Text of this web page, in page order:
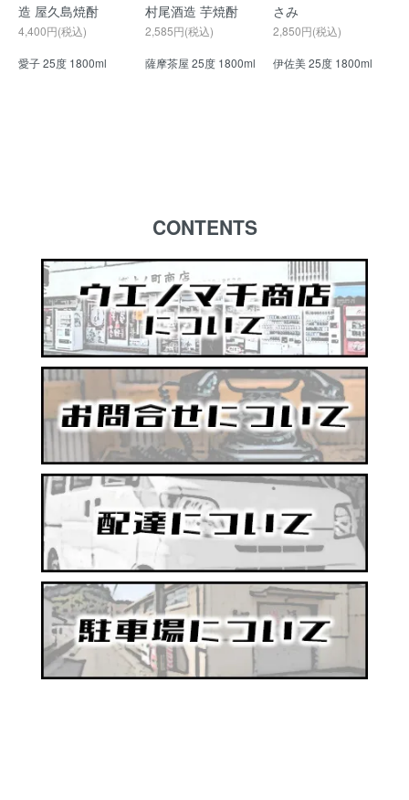
造 屋久島焼酎
4,400円(税込)
愛子 25度 1800ml
村尾酒造 芋焼酎
2,585円(税込)
薩摩茶屋 25度 1800ml
さみ
2,850円(税込)
伊佐美 25度 1800ml
CONTENTS